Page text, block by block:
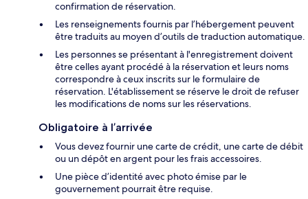
confirmation de réservation.
Les renseignements fournis par l’hébergement peuvent
être traduits au moyen d’outils de traduction automatique.
Les personnes se présentant à l'enregistrement doivent
être celles ayant procédé à la réservation et leurs noms
correspondre à ceux inscrits sur le formulaire de
réservation. L'établissement se réserve le droit de refuser
les modifications de noms sur les réservations.
Obligatoire à l’arrivée
Vous devez fournir une carte de crédit, une carte de débit
ou un dépôt en argent pour les frais accessoires.
Une pièce d’identité avec photo émise par le
gouvernement pourrait être requise.